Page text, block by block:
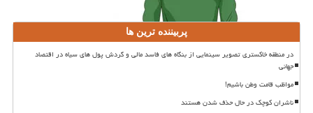
پربیننده ترین ها
در منطقه خاکستری تصویر سینمایی از بنگاه های فاسد مالی و گردش پول های سیاه در اقتصاد
جهانی
مواظب قامت وطن باشیم!
ناشران کوچک در حال حذف شدن هستند